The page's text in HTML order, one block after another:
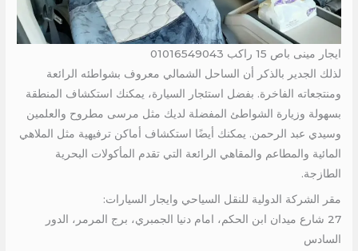
ايجار مينى باص 15 راكب 01016549043
لذلك الجدير بالذكر أن الساحل الشمالي معروف بشواطئه الرائعة
ومنتجعاته الفاخرة. بفضل استئجار السيارة، يمكنك استكشاف المنطقة
بسهولة وزيارة الشواطئ المفضلة لديك مثل مرسى مطروح والعلمين
وسيدي عبد الرحمن. يمكنك أيضًا استكشاف أماكن ترفيهية مثل الملاهي
المائية والمطاعم والمقاهي الرائعة التي تقدم المأكولات البحرية
الطازجة.
مقر الشركة الدولية للنقل السياحي وايجار السيارات:
27 شارع ميدان ابن الحكم، امام دنيا الجمبري، برج المرمر، الدور
السادس